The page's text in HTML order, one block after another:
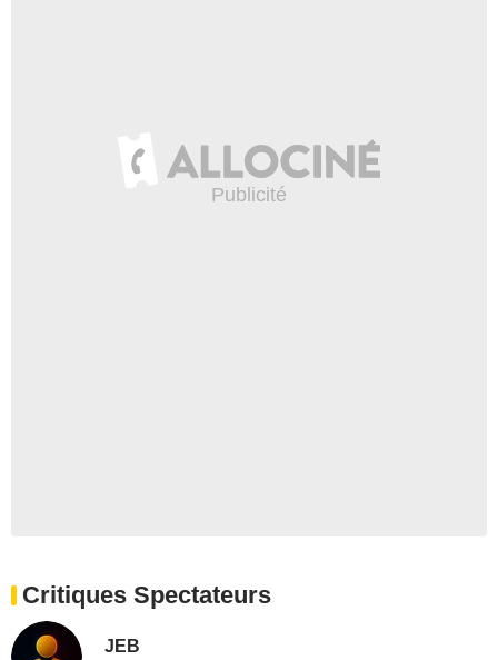
Critiques Spectateurs
JEB